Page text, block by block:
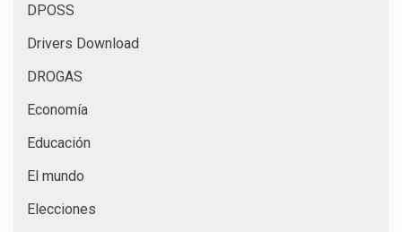
DPOSS
Drivers Download
DROGAS
Economía
Educación
El mundo
Elecciones